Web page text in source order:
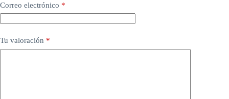
Correo electrónico *
Tu valoración *